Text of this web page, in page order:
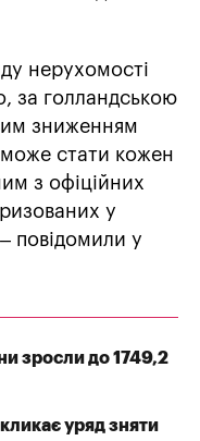
нерухомості
за голландською
зниженням
стати кожен
з офіційних
у
повідомили у
зросли до 1749,2
уряд зняти